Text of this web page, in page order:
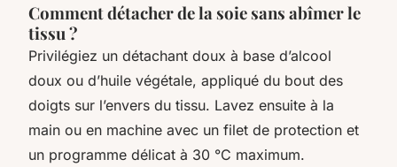
Comment détacher de la soie sans abîmer le
tissu ?
Privilégiez un détachant doux à base d’alcool
doux ou d’huile végétale, appliqué du bout des
doigts sur l’envers du tissu. Lavez ensuite à la
main ou en machine avec un filet de protection et
un programme délicat à 30 °C maximum.